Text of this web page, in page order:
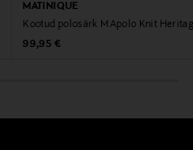
MATINIQUE
Kootud polosärk MApolo Knit
Original Price
99,95 €